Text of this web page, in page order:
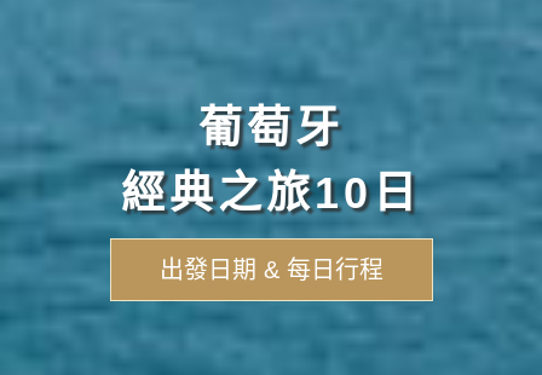
葡萄牙
經典之旅10日
出發日期 & 每日行程